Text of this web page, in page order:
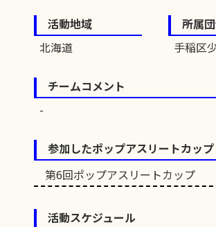
活動地域
北海道
所属
手稲区
チームコメント
参加したポップアスリートカップ
第6回ポップアスリートカップ
活動スケジュール